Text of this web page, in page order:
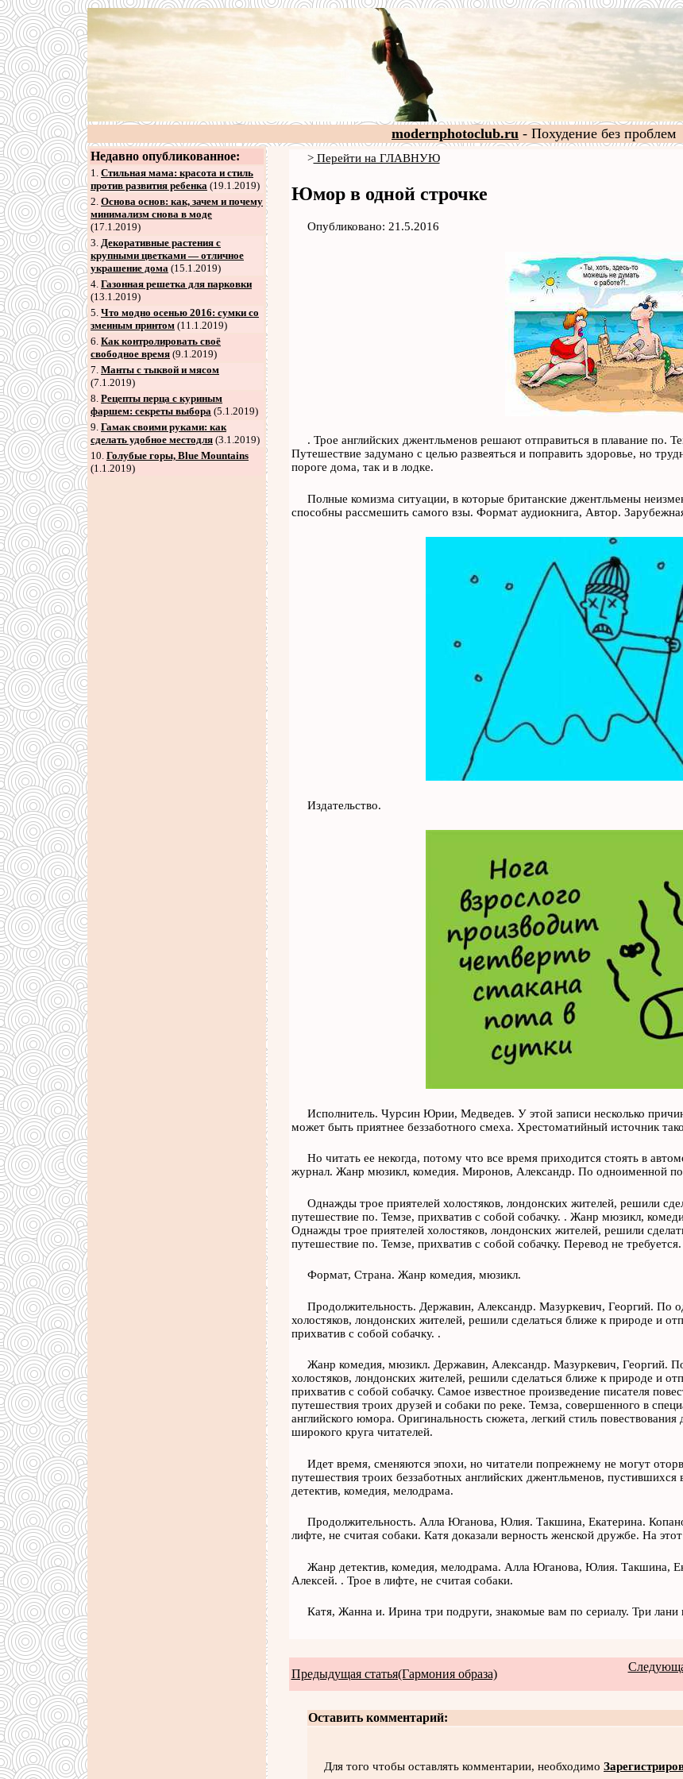
modernphotoclub.ru - Похудение без проблем
Недавно опубликованное:
1. Стильная мама: красота и стиль
против развития ребенка (19.1.2019)
2. Основа основ: как, зачем и почему
минимализм снова в моде
(17.1.2019)
3. Декоративные растения с
крупными цветками — отличное
украшение дома (15.1.2019)
4. Газонная решетка для парковки
(13.1.2019)
5. Что модно осенью 2016: сумки со
змеиным принтом (11.1.2019)
6. Как контролировать своё
свободное время (9.1.2019)
7. Манты с тыквой и мясом
(7.1.2019)
8. Рецепты перца с куриным
фаршем: секреты выбора (5.1.2019)
9. Гамак своими руками: как
сделать удобное местодля (3.1.2019)
10. Голубые горы, Blue Mountains
(1.1.2019)
>Перейти на ГЛАВНУЮ
Юмор в одной строчке
Опубликовано: 21.5.2016
. Трое английских джентльменов решают отправиться в плавание по.
Путешествие задумано с целью развеяться и поправить здоровье, но
пороге дома, так и в лодке.
Полные комизма ситуации, в которые британские джентльмены
способны рассмешить самого взы. Формат аудиокнига, Автор.
Издательство.
Исполнитель. Чурсин Юрии, Медведев. У этой записи несколько
может быть приятнее беззаботного смеха. Хрестоматийный источник
Но читать ее некогда, потому что все время приходится стоять в
журнал. Жанр мюзикл, комедия. Миронов, Александр. По одноименной
Однажды трое приятелей холостяков, лондонских жителей, решили
путешествие по. Темзе, прихватив с собой собачку. . Жанр мюзикл,
Однажды трое приятелей холостяков, лондонских жителей, решили
путешествие по. Темзе, прихватив с собой собачку. Перевод не
Формат, Страна. Жанр комедия, мюзикл.
Продолжительность. Державин, Александр. Мазуркевич, Георгий. По
холостяков, лондонских жителей, решили сделаться ближе к природе и
прихватив с собой собачку. .
Жанр комедия, мюзикл. Державин, Александр. Мазуркевич, Георгий.
холостяков, лондонских жителей, решили сделаться ближе к природе и
прихватив с собой собачку. Самое известное произведение писателя
путешествия троих друзей и собаки по реке. Темза, совершенного в
английского юмора. Оригинальность сюжета, легкий стиль
широкого круга читателей.
Идет время, сменяются эпохи, но читатели попрежнему не могут
путешествия троих беззаботных английских джентльменов,
детектив, комедия, мелодрама.
Продолжительность. Алла Юганова, Юлия. Такшина, Екатерина.
лифте, не считая собаки. Катя доказали верность женской дружбе. На
Жанр детектив, комедия, мелодрама. Алла Юганова, Юлия. Такшина,
Алексей. . Трое в лифте, не считая собаки.
Катя, Жанна и. Ирина три подруги, знакомые вам по сериалу. Три
Предыдущая статья(Гармония образа)
Оставить комментарий:
Для того чтобы оставлять комментарии, необходимо